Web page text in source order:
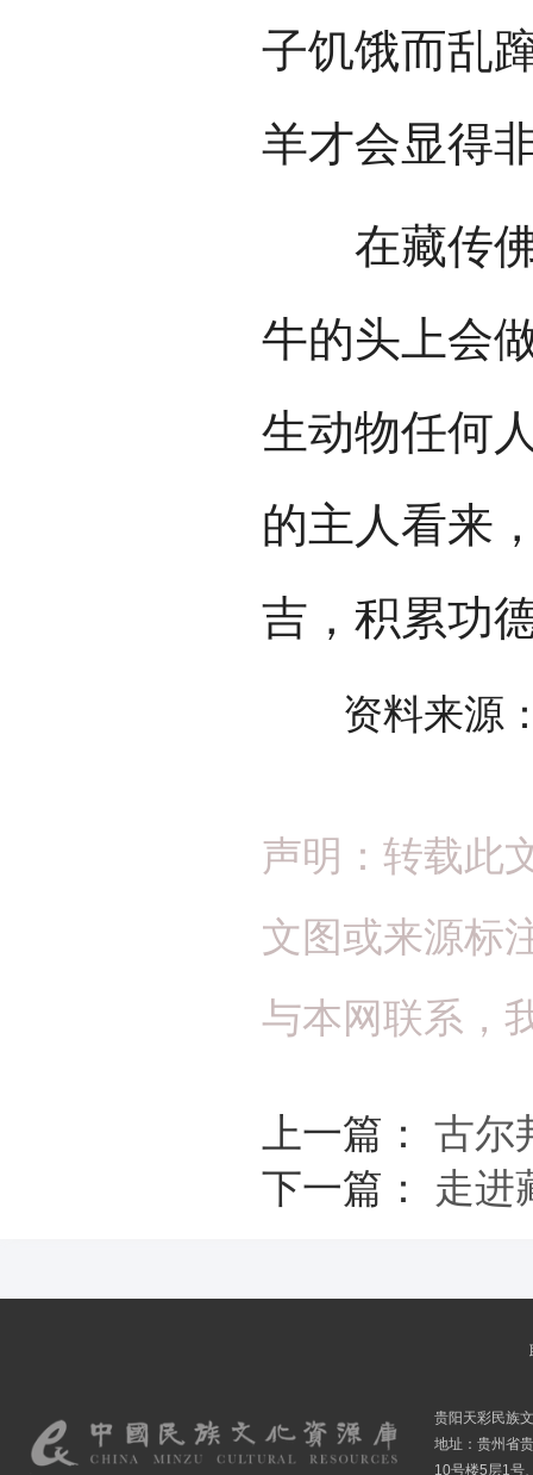
子饥饿而乱
羊才会显得
在藏传佛
牛的头上会
生动物任何
的主人看来
吉，积累功
资料来源：
声明：转载此
文图或来源标
与本网联系，
上一篇： 古尔
下一篇： 走进
贵阳天彩民族
地址：贵州省
10号楼5层1号